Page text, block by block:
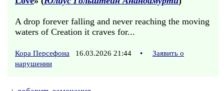
A drop forever falling and never reaching the moving
waters of Creation it craves for...
Кора Персефона 16.03.2026 21:44 •
Заявить о
нарушении